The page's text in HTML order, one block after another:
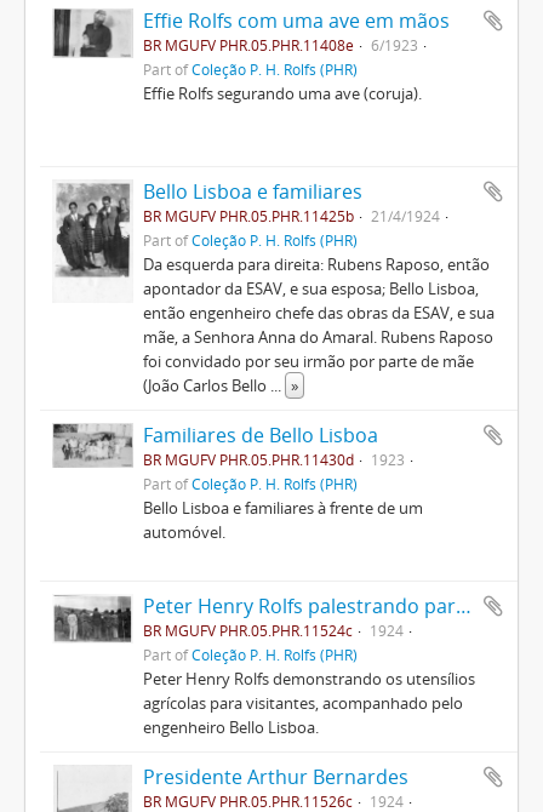
Effie Rolfs com uma ave em mãos
BR MGUFV PHR.05.PHR.11408e
6/1923
Part ofColeção P. H. Rolfs (PHR)
Effie Rolfs segurando uma ave (coruja).
Bello Lisboa e familiares
BR MGUFV PHR.05.PHR.11425b
21/4/1924
Part ofColeção P. H. Rolfs (PHR)
Da esquerda para direita: Rubens Raposo, então
apontador da ESAV, e sua esposa; Bello Lisboa,
então engenheiro chefe das obras da ESAV, e sua
mãe, a Senhora Anna do Amaral. Rubens Raposo
foi convidado por seu irmão por parte de mãe
(João Carlos Bello
»
Familiares de Bello Lisboa
BR MGUFV PHR.05.PHR.11430d
1923
Part ofColeção P. H. Rolfs (PHR)
Bello Lisboa e familiares à frente de um
automóvel.
Peter Henry Rolfs palestrando para visitantes
BR MGUFV PHR.05.PHR.11524c
1924
Part ofColeção P. H. Rolfs (PHR)
Peter Henry Rolfs demonstrando os utensílios
agrícolas para visitantes, acompanhado pelo
engenheiro Bello Lisboa.
Presidente Arthur Bernardes
BR MGUFV PHR.05.PHR.11526c
1924